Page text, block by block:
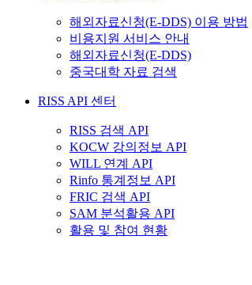
해외자료신청(E-DDS) 이용 방법
비용지원 서비스 안내
해외자료신청(E-DDS)
중국대학 자료 검색
RISS API 센터
RISS 검색 API
KOCW 강의정보 API
WILL 연계 API
Rinfo 통계정보 API
FRIC 검색 API
SAM 분석활용 API
활용 및 참여 현황